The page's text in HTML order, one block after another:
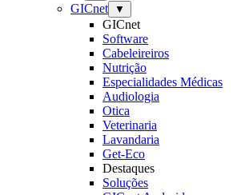
GICnet ▼
GICnet
Software
Cabeleireiros
Nutrição
Especialidades Médicas
Audiologia
Otica
Veterinaria
Lavandaria
Get-Eco
Destaques
Soluções